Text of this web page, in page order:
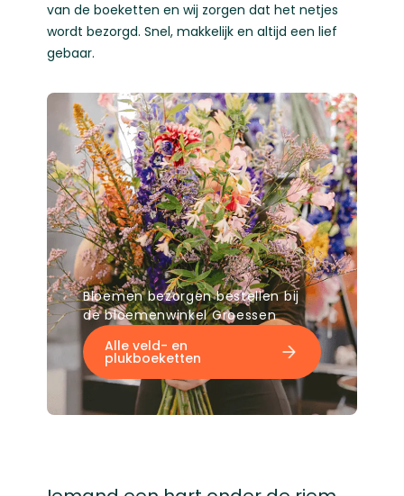
van de boeketten en wij zorgen dat het netjes
wordt bezorgd. Snel, makkelijk en altijd een lief
gebaar.
Bloemen bezorgen bestellen bij
de bloemenwinkel Groessen
Alle veld- en
plukboeketten